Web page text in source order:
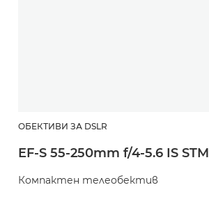
ОБЕКТИВИ ЗА DSLR
EF-S 55-250mm f/4-5.6 IS STM
Компактен телеобектив